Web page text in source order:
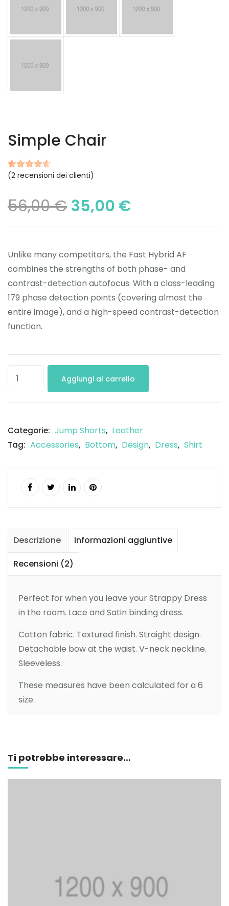
Simple Chair
Valutato
di
2
recensioni
(2 recensioni dei clienti)
56,00€ 35,00 €
Unlike many competitors, the Fast Hybrid AF
combines the strengths of both phase- and
contrast-detection autofocus. With a class-leading
179 phase detection points (covering almost the
entire image), and a high-speed contrast-detection
function.
Aggiungi al carrello
Categorie: Jump Shorts, Leather
Tag: Accessories, Bottom, Design, Dress, Shirt
Descrizione
Informazioni aggiuntive
Recensioni (2)
Perfect for when you leave your Strappy Dress
in the room. Lace and Satin binding dress.
Cotton fabric. Textured finish. Straight design.
Detachable bow at the waist. V-neck neckline.
Sleeveless.
These measures have been calculated for a 6
size.
Ti potrebbe interessare…